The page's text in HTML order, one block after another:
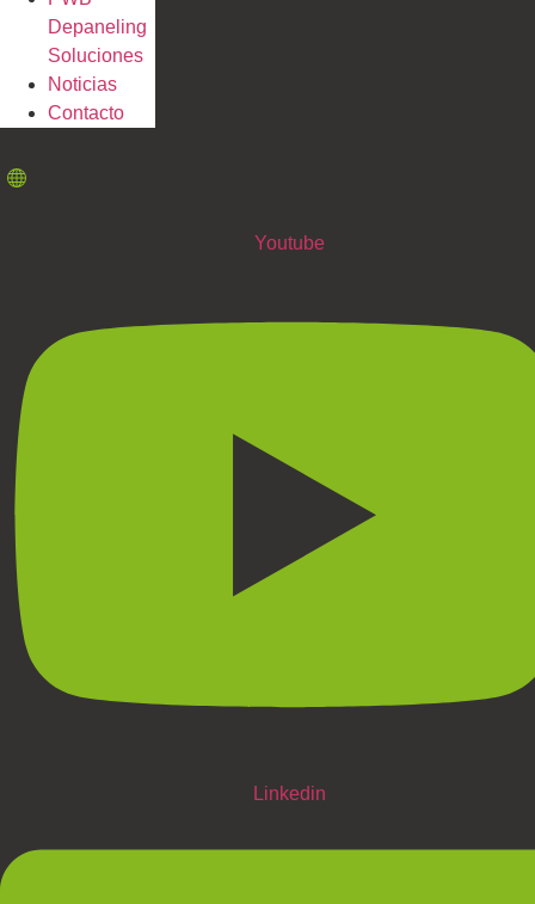
Depaneling
Soluciones
Noticias
Contacto
Youtube
Linkedin